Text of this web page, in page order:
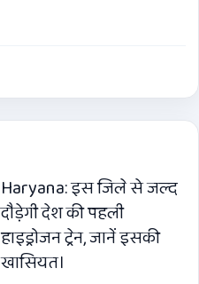
Haryana: इस जिले से जल्द
दौड़ेगी देश की पहली
हाइड्रोजन ट्रेन, जानें इसकी
खासियत।